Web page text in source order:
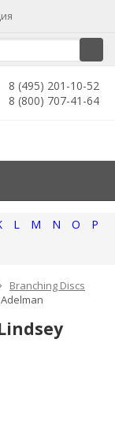
8 (495) 201-10-52
8 (800) 707-41-64
L M N O
P
Branching Discs